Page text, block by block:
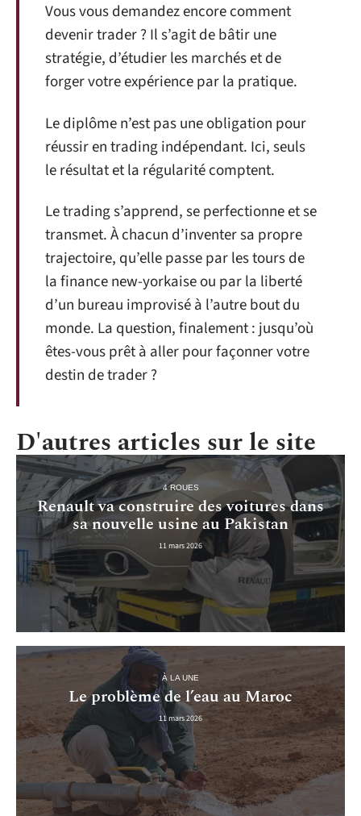
Vous vous demandez encore comment
devenir trader ? Il s’agit de bâtir une
stratégie, d’étudier les marchés et de
forger votre expérience par la pratique.
Le diplôme n’est pas une obligation pour
réussir en trading indépendant. Ici, seuls
le résultat et la régularité comptent.
Le trading s’apprend, se perfectionne et se
transmet. À chacun d’inventer sa propre
trajectoire, qu’elle passe par les tours de
la finance new-yorkaise ou par la liberté
d’un bureau improvisé à l’autre bout du
monde. La question, finalement : jusqu’où
êtes-vous prêt à aller pour façonner votre
destin de trader ?
D'autres articles sur le site
4 ROUES
Renault va construire des voitures dans
sa nouvelle usine au Pakistan
11 mars 2026
À LA UNE
Le problème de l’eau au Maroc
11 mars 2026